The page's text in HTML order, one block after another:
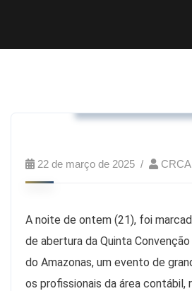
22 de março de 2025
A noite de ontem (21), foi
de abertura da Quinta
do Amazonas, um evento de
os profissionais da área contábil,